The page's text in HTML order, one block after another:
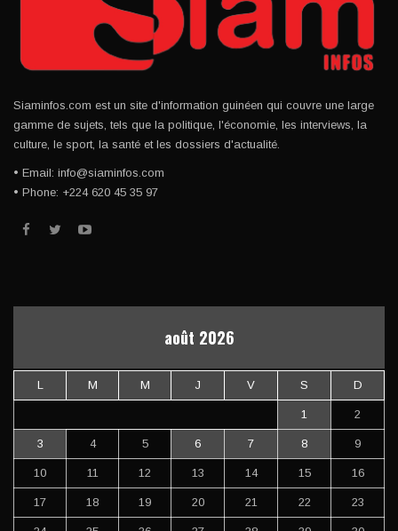
Siaminfos.com est un site d'information guinéen qui couvre une large
gamme de sujets, tels que la politique, l'économie, les interviews, la
culture, le sport, la santé et les dossiers d'actualité.
• Email: info@siaminfos.com
• Phone: +224 620 45 35 97
août 2026
L M M J V S D
1 2
3 4 5 6 7 8 9
10 11 12 13 14 15 16
17 18 19 20 21 22 23